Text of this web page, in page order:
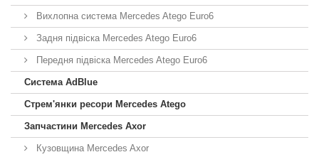
Вихлопна система Mercedes Atego Euro6
Задня підвіска Mercedes Atego Euro6
Передня підвіска Mercedes Atego Euro6
Система AdBlue
Стрем'янки ресори Mercedes Atego
Запчастини Mercedes Axor
Кузовщина Mercedes Axor